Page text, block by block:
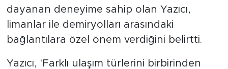
dayanan deneyime sahip olan Yazıcı,
limanlar ile demiryolları arasındaki
bağlantılara özel önem verdiğini belirtti.
Yazıcı, 'Farklı ulaşım türlerini birbirinden